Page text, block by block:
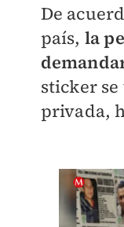
De
país, la
sticker
privada,